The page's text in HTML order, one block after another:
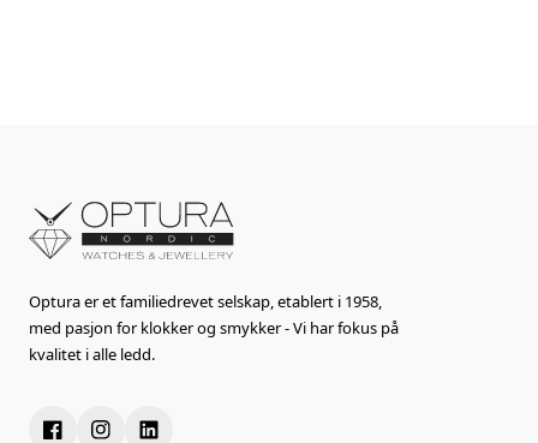
Optura er et familiedrevet selskap, etablert i 1958,
med pasjon for klokker og smykker - Vi har fokus på
kvalitet i alle ledd.